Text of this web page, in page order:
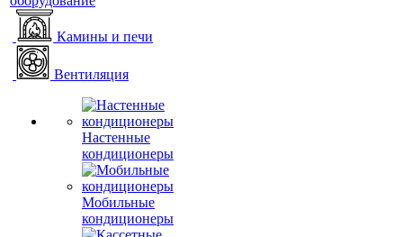
Камины и печи
Вентиляция
Настенные
кондиционеры
Мобильные
кондиционеры